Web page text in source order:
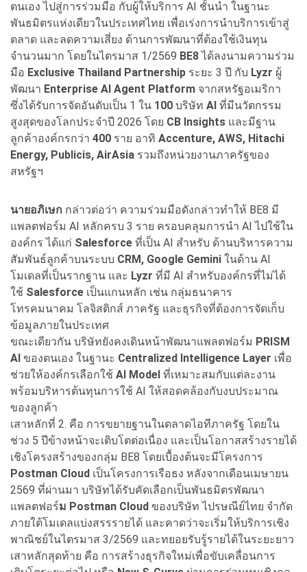
ตนเอง ไปสู่การร่วมมือ กับผู้ให้บริการ AI ชั้นนำ ในฐานะ
พันธมิตรแห่งเดียวในประเทศไทย เพื่อเร่งการนำบริการเข้าสู่
ตลาด และลดความเสี่ยง ด้านการพัฒนาที่ต้องใช้เงินทุน
จำนวนมาก โดยในไตรมาส 1/2569 BE8ได้ลงนามความร่วม
มือ Exclusive Thailand Partnership ระยะ 3 ปี กับ Lyzr ผู้
พัฒนา Enterprise AI Agent Platform จากสหรัฐอเมริกา
ซึ่งได้รับการจัดอันดับเป็น 1 ใน 100 บริษัท AI ที่มีนวัตกรรม
สูงสุดของโลกประจำปี 2026 โดย CB Insights และมีฐาน
ลูกค้าองค์กรกว่า 400 ราย อาทิ Accenture, AWS, Hitachi
Energy, Publicis, AirAsia รวมถึงหน่วยงานภาครัฐของ
สหรัฐฯ
นายอภิเษก กล่าวต่อว่า ความร่วมมือดังกล่าวทำให้ BE8 มี
แพลตฟอร์ม AI หลักครบ 3 ราย ครอบคลุมการนำ AI ไปใช้ใน
องค์กร ได้แก่ Salesforce ที่เป็น AI สำหรับ ด้านบริหารความ
สัมพันธ์ลูกค้าบนระบบ CRM, Google Gemini ในด้าน AI
โมเดลที่เป็นรากฐาน และ Lyzr ที่มี AI สำหรับองค์กรที่ไม่ได้
ใช้ Salesforce เป็นแกนหลัก เช่น กลุ่มธนาคาร
โทรคมนาคม โลจิสติกส์ ภาครัฐ และธุรกิจที่ต้องการจัดเก็บ
ข้อมูลภายในประเทศ
ขณะเดียวกัน บริษัทยังคงเดินหน้าพัฒนาแพลตฟอร์ม PRISM
AI ของตนเอง ในฐานะ Centralized Intelligence Layer เพื่อ
ช่วยให้องค์กรเลือกใช้ AI Model ที่เหมาะสมกับแต่ละงาน
พร้อมบริหารต้นทุนการใช้ AI ให้สอดคล้องกับงบประมาณ
ของลูกค้า
เสาหลักที่ 2. คือ การขยายฐานในตลาดไอทีภาครัฐ โดยใน
ช่วง 5 ปีข้างหน้าจะเติบโตต่อเนื่อง และเป็นโอกาสสร้างรายได้
เชิงโครงสร้างของกลุ่ม BE8 โดยเบื้องต้นจะมีโครงการ
Postman Cloud เป็นโครงการเรือธง หลังจากเดือนเมษายน
2569 ที่ผ่านมา บริษัทได้รับคัดเลือกเป็นพันธมิตรพัฒนา
แพลตฟอร์ม Postman Cloud ของบริษัท ไปรษณีย์ไทย จำกัด
ภายใต้โมเดลแบ่งสรรรายได้ และคาดว่าจะเริ่มให้บริการเชิง
พาณิชย์ในไตรมาส 3/2569 และทยอยรับรู้รายได้ในระยะยาว
เสาหลักสุดท้าย คือ การสร้างธุรกิจใหม่เพื่อขับเคลื่อนการ